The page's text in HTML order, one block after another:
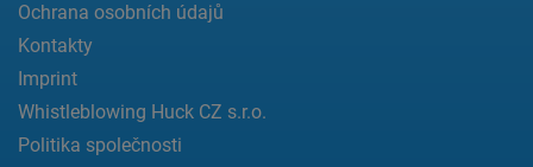
Ochrana osobních údajů
Kontakty
Imprint
Whistleblowing Huck CZ s.r.o.
Politika společnosti